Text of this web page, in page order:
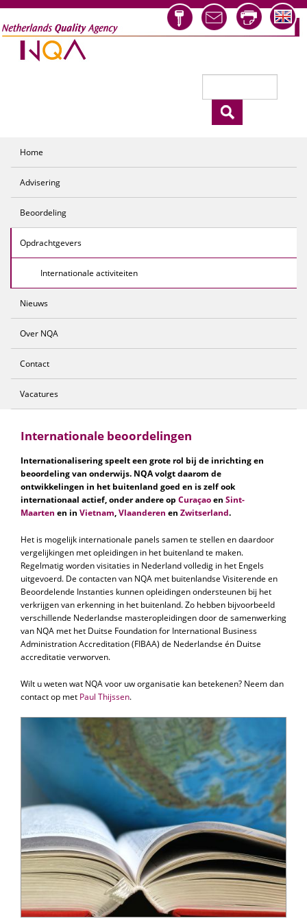
Overslaan en naar de inhoud gaan
Home
Advisering
Beoordeling
Opdrachtgevers
Internationale activiteiten
Nieuws
Over NQA
Contact
Vacatures
Internationale beoordelingen
Internationalisering speelt een grote rol bij de inrichting en
beoordeling van onderwijs. NQA volgt daarom de
ontwikkelingen in het buitenland goed en is zelf ook
internationaal actief, onder andere op Curaçaoen Sint-
Maarten en in Vietnam,Vlaanderen en Zwitserland.
Het is mogelijk internationale panels samen te stellen en daardoor
vergelijkingen met opleidingen in het buitenland te maken.
Regelmatig worden visitaties in Nederland volledig in het Engels
uitgevoerd. De contacten van NQA met buitenlandse Visiterende en
Beoordelende Instanties kunnen opleidingen ondersteunen bij het
verkrijgen van erkenning in het buitenland. Zo hebben bijvoorbeeld
verschillende Nederlandse masteropleidingen door de samenwerking
van NQA met het Duitse Foundation for International Business
Administration Accreditation (FIBAA) de Nederlandse én Duitse
accreditatie verworven.
Wilt u weten wat NQA voor uw organisatie kan betekenen? Neem dan
contact op met Paul Thijssen.